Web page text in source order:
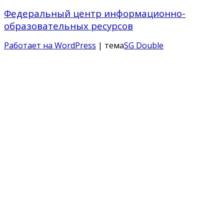
Федеральный центр информационно-
образовательных ресурсов
Работает на WordPress | темаSG Double